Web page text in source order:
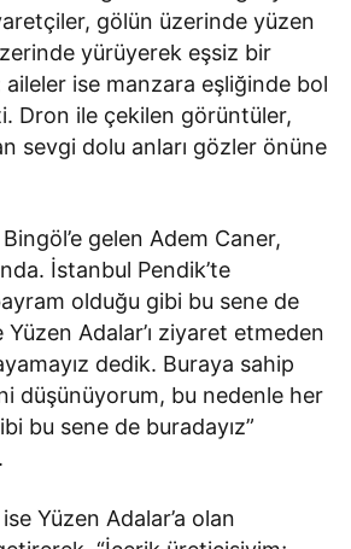
gölün üzerinde yüzen
yürüyerek eşsiz bir
aileler ise manzara eşliğinde bol
Dron ile çekilen görüntüler,
sevgi dolu anları gözler önüne
gelen Adem Caner,
İstanbul Pendik’te
olduğu gibi bu sene de
Yüzen Adalar’ı ziyaret etmeden
dedik. Buraya sahip
düşünüyorum, bu nedenle her
bu sene de buradayız”
Yüzen Adalar’a olan